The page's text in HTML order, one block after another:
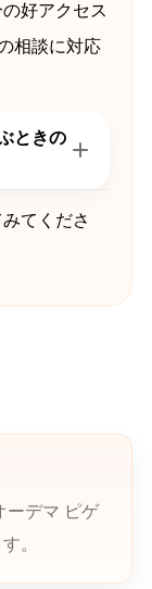
好アクセス
相談に対応
ときの
てくださ
ーデマ ピゲ
。